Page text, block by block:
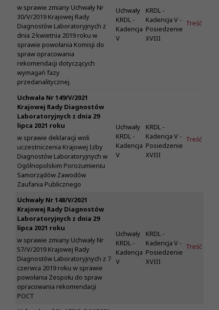
w sprawie zmiany Uchwały Nr
30/V/2019 Krajowej Rady
Diagnostów Laboratoryjnych z
dnia 2 kwietnia 2019 roku w
sprawie powołania Komisji do
spraw opracowania
rekomendacji dotyczących
wymagań fazy
przedanalitycznej.
Uchwały
KRDL -
Kadencja
V
KRDL -
Kadencja V -
Posiedzenie
XVIII
Treść
Uchwała Nr 149/V/2021
Krajowej Rady Diagnostów
Laboratoryjnych z dnia 29
lipca 2021 roku
w sprawie deklaracji woli
uczestniczenia Krajowej Izby
Diagnostów Laboratoryjnych w
Ogólnopolskim Porozumieniu
Samorządów Zawodów
Zaufania Publicznego
Uchwały
KRDL -
Kadencja
V
KRDL -
Kadencja V -
Posiedzenie
XVIII
Treść
Uchwały Nr 148/V/2021
Krajowej Rady Diagnostów
Laboratoryjnych z dnia 29
lipca 2021 roku
w sprawie zmiany Uchwały Nr
57/V/2019 Krajowej Rady
Diagnostów Laboratoryjnych z 7
czerwca 2019 roku w sprawie
powołania Zespołu do spraw
opracowania rekomendacji
POCT
Uchwały
KRDL -
Kadencja
V
KRDL -
Kadencja V -
Posiedzenie
XVIII
Treść